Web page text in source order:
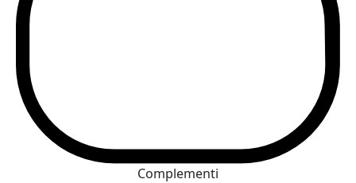
Complementi